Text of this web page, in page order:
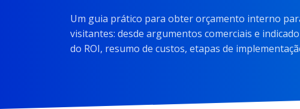
Um guia prático para obter orçamento interno
visitantes: desde argumentos comerciais e
do ROI, resumo de custos, etapas de